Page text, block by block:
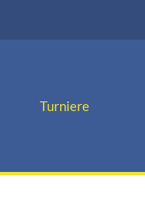
Turniere